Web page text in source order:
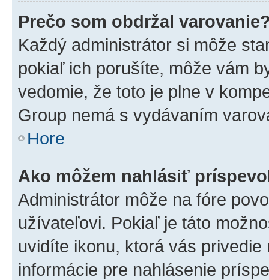
Prečo som obdržal
Každý administrátor si môže
pokiaľ ich porušíte, môže vám
vedomie, že toto je plne v
Group nemá s vydávaním
Hore
Ako môžem nahlásiť
Administrátor môže na fóre
užívateľovi. Pokiaľ je táto
uvidíte ikonu, ktorá vás
informácie pre nahlásenie